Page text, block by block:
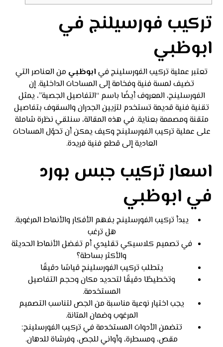
تركيب فورسيلنج في
ابوظبي
تعتبر عملية تركيب الفورسلينج في ابوظبي من العناصر التي
تضيف لمسة فنية وفخامة إلى المساحات الداخلية. إن
الفورسلينج، المعروف أيضًا باسم “التفاصيل الجصية”، يمثل
تقنية فنية قديمة تستخدم لتزيين الجدران والسقوف بتفاصيل
متقنة ومصممة بعناية. في هذه المقالة، سنلقي نظرة شاملة
على عملية تركيب الفورسلينج وكيف يمكن أن تحوّل المساحات
العادية إلى قطع فنية فريدة.
اسعار تركيب جبس بورد
في ابوظبي
يبدأ تركيب الفورسلينج بفهم الأفكار والأنماط المرغوبة.
هل ترغب
في تصميم كلاسيكي تقليدي أم تفضل الأنماط الحديثة
والأكثر بساطة؟
يتطلب تركيب الفورسلينج قياسًا دقيقًا
وتخطيطًا دقيقًا لتحديد مكان وحجم التفاصيل
المستخدمة.
يجب اختيار نوعية مناسبة من الجص لتناسب التصميم
المرغوب وضمان المتانة.
تتضمن الأدوات المستخدمة في تركيب الفورسلينج:
مقص، ومسطرة، وأواني للجص، وفرشاة للدهان.